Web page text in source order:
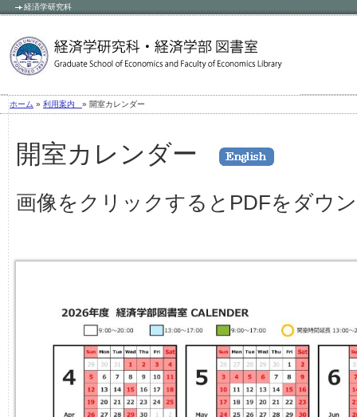
経済学研究科
ホーム » 利用案内 » 開室カレンダー
開室カレンダー
画像をクリックするとPDFをダウ